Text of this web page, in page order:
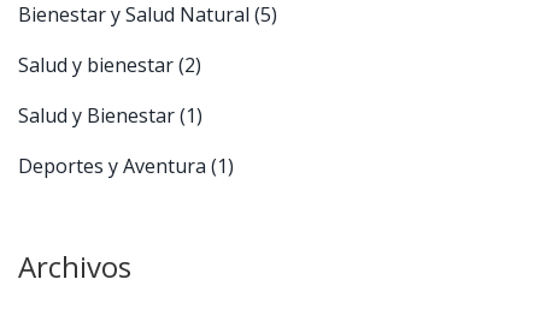
Bienestar y Salud Natural (5)
Salud y bienestar(2)
Salud y Bienestar(1)
Deportes y Aventura (1)
Archivos